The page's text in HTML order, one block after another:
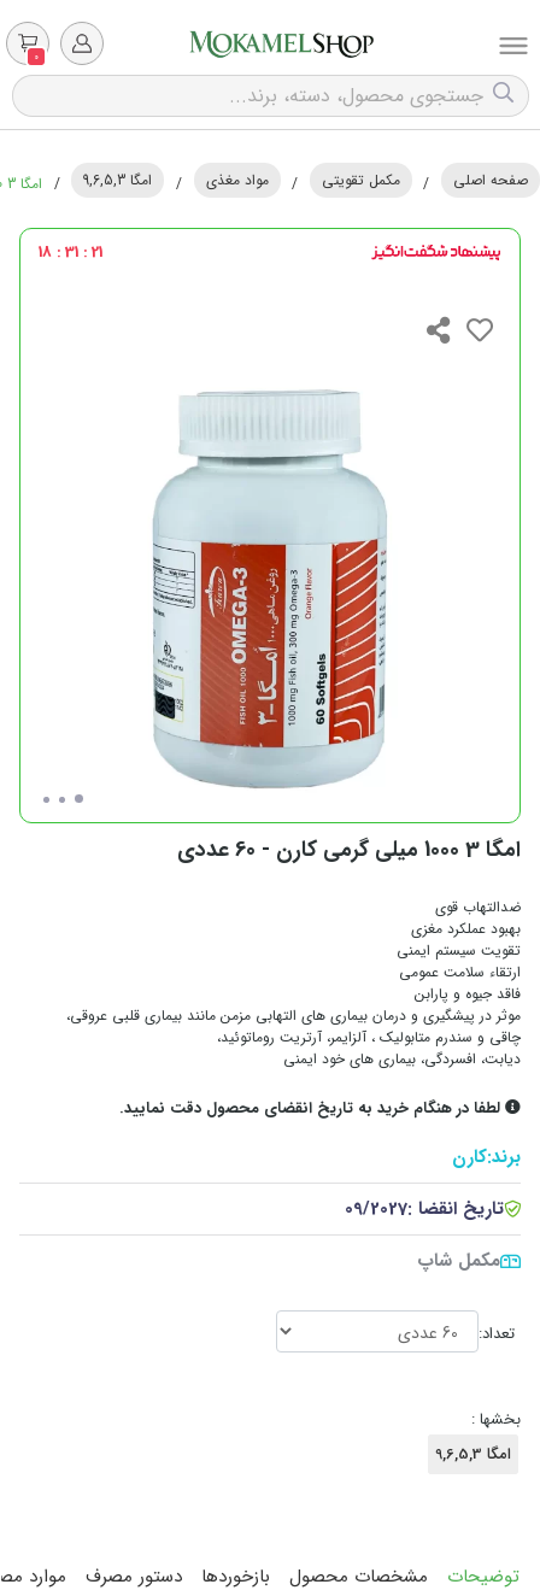
0
صفحه اصلی / مکمل تقویتی / مواد مغذی / امگا 9,6,5,3 / امگا 3 1000 میلی گرمی کارن - 60 عددی
18 : 31 : 20
امگا 3 1000 میلی گرمی کارن - 60 عددی
ضدالتهاب قوی
بهبود عملکرد مغزی
تقویت سیستم ایمنی
ارتقاء سلامت عمومی
فاقد جیوه و پارابن
موثر در پیشگیری و درمان بیماری های التهابی مزمن مانند بیماری قلبی عروقی،
چاقی و سندرم متابولیک ، آلزایمر، آرتریت روماتوئید،
دیابت، افسردگی، بیماری های خود ایمنی
لطفا در هنگام خرید به تاریخ انقضای محصول دقت نمایید.
برند:کارن
تاریخ انقضا :09/2027
مکمل شاپ
تعداد:
بخشها :
امگا 9,6,5,3
توضیحات مشخصات محصول بازخوردها دستور مصرف موارد